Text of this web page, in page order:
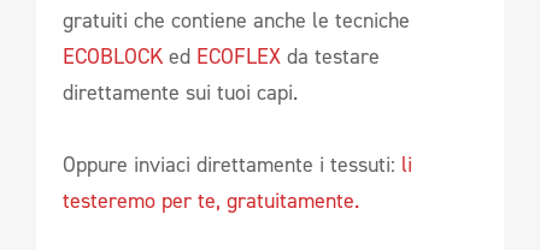
gratuiti che contiene anche le tecniche
ECOBLOCKed ECOFLEX da testare
direttamente sui tuoi capi.
Oppure inviaci direttamente i tessuti: li
testeremo per te, gratuitamente.